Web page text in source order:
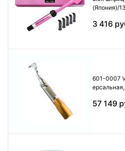
(Япония)/
3 416
601-0007
57 149